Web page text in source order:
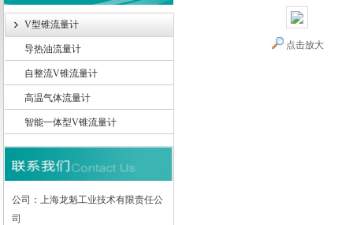
上海龙魁工业技术有限责任公司
V型锥流量计
导热油流量计
自整流V锥流量计
高温气体流量计
智能一体型V锥流量计
公司：上海龙魁工业技术有限责任公
司
点击放大